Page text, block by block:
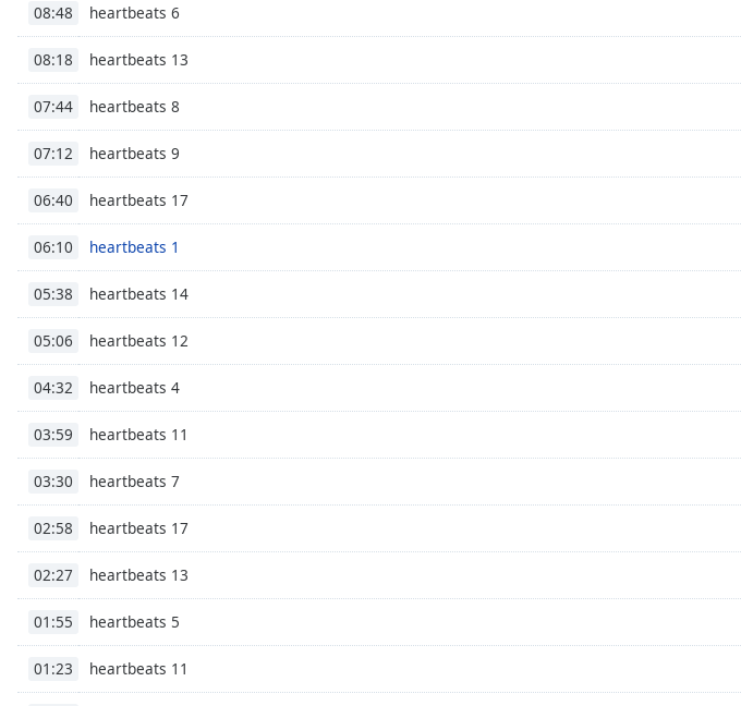
Opacity
Color
Opacity
Caption
Area
Background
Color
Opacity
Font
Text
Edge
Style
Font
Family
08:48 heartbeats 6
08:18 heartbeats 13
07:44 heartbeats 8
07:12 heartbeats 9
06:40 heartbeats 17
06:10 heartbeats 1
05:38 heartbeats 14
05:06 heartbeats 12
04:32 heartbeats 4
03:59 heartbeats 11
03:30 heartbeats 7
02:58 heartbeats 17
02:27 heartbeats 13
01:55 heartbeats 5
01:23 heartbeats 11